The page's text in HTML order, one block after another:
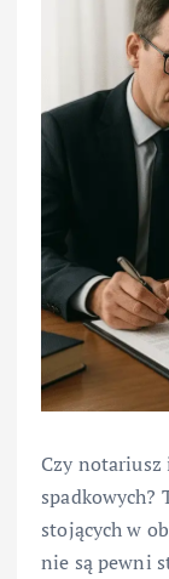
Czy notariusz
spadkowych?
stojących w
nie są pewni